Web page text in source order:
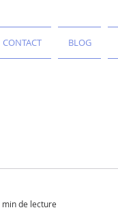
CONTACT BLOG
min de lecture